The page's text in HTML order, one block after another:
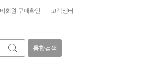
비회원 구매확인 고객센터
통합검색